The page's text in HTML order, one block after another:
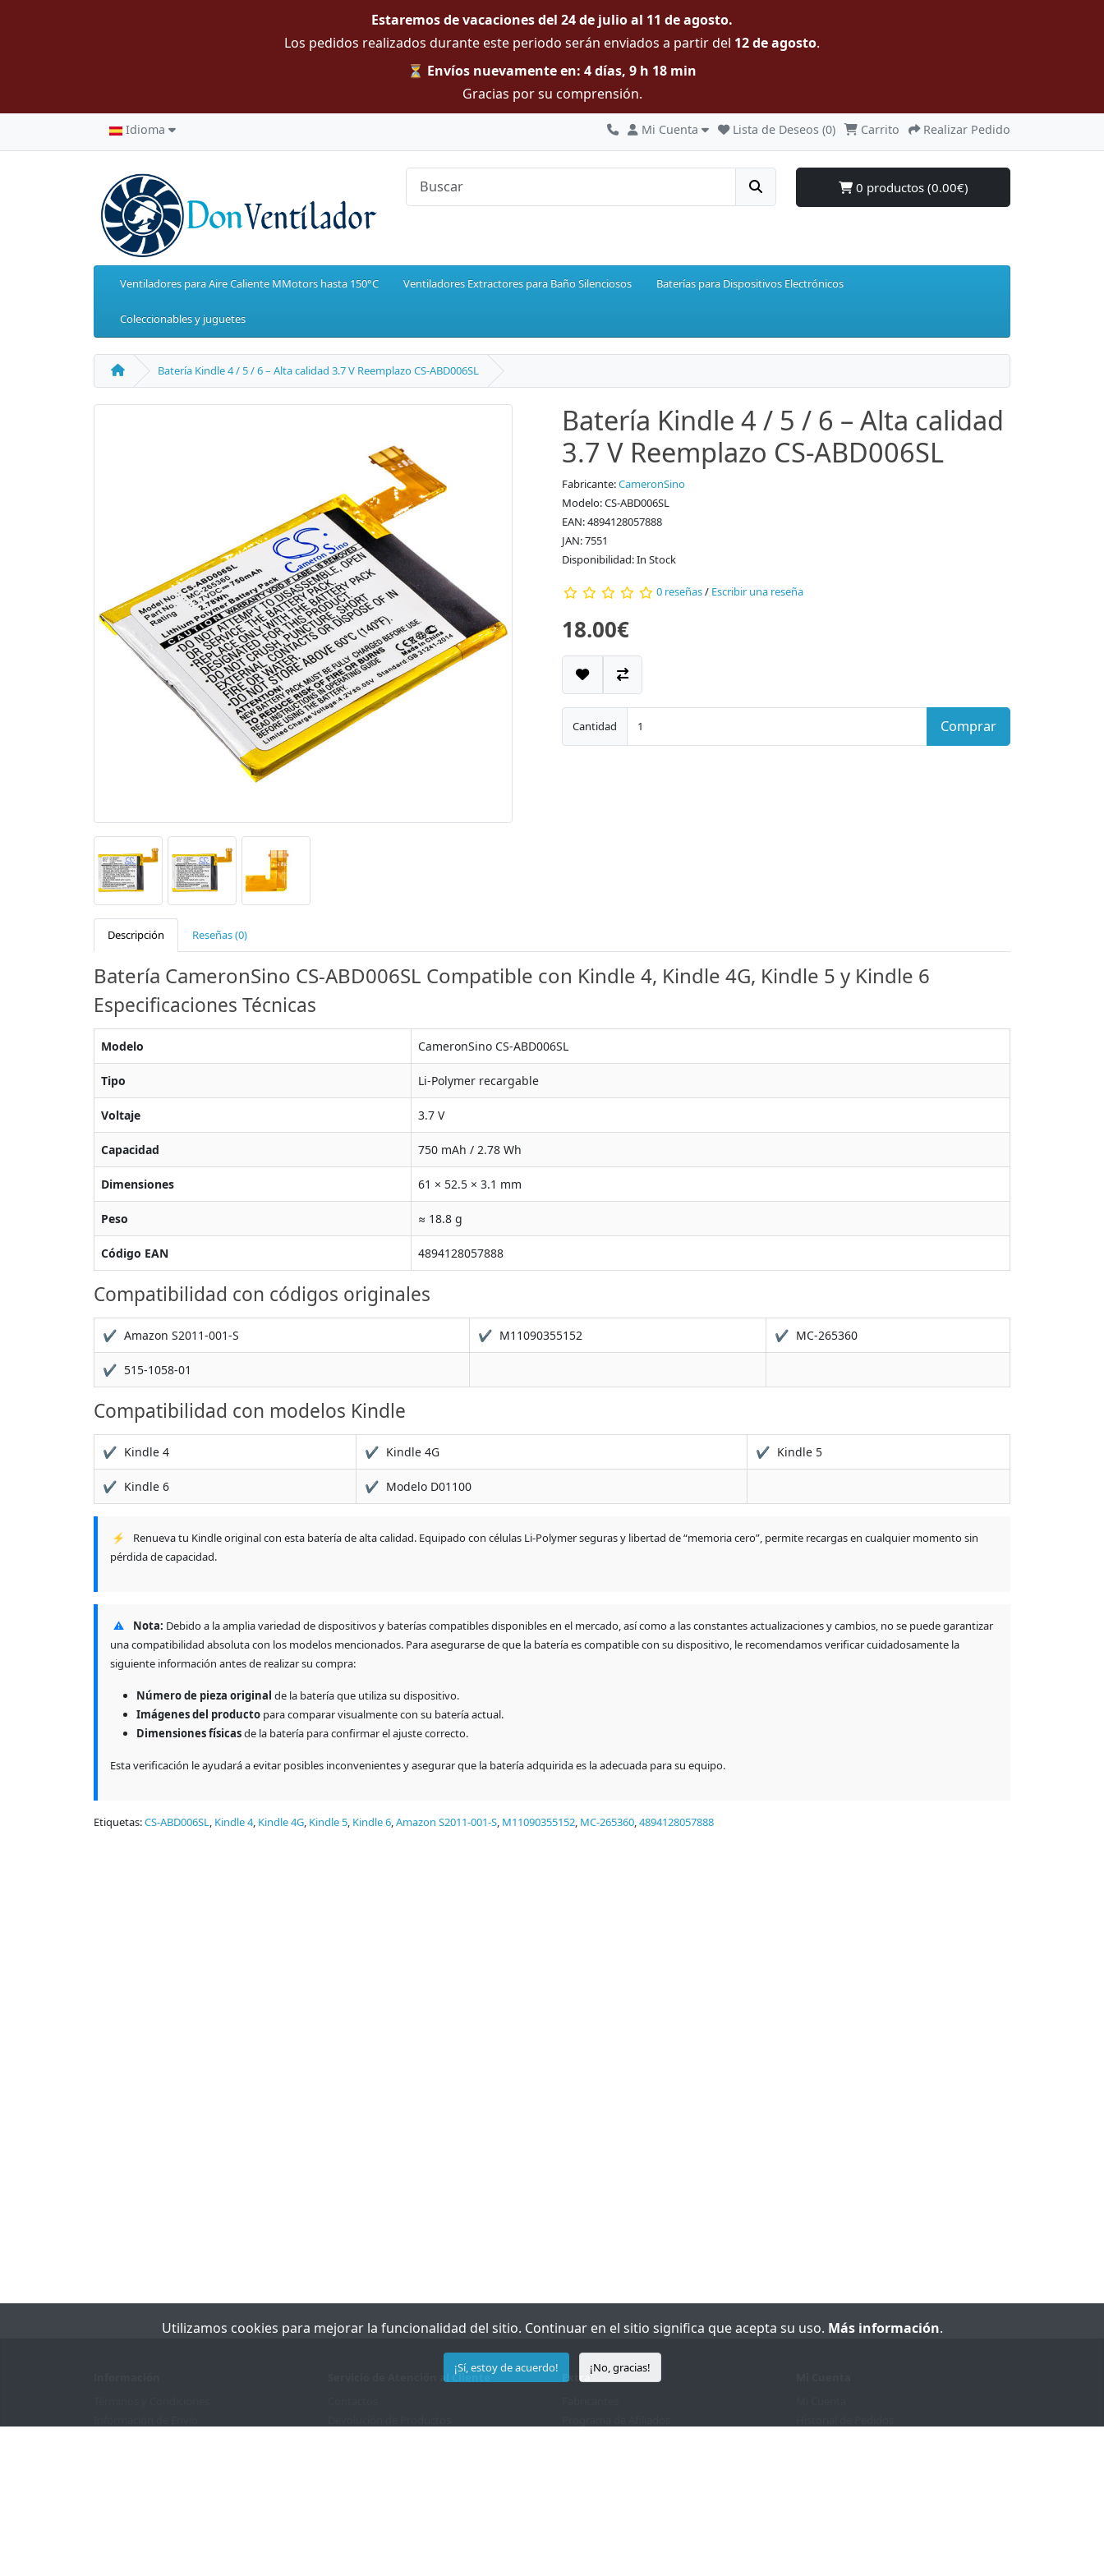
Estaremos de vacaciones del 24 de julio al 11 de agosto.
Los pedidos realizados durante este periodo serán enviados a partir del 12 de agosto.
⏳ Envíos nuevamente en: 4 días, 9 h 18 min
Gracias por su comprensión.
Idioma Mi Cuenta Lista de Deseos (0) Carrito Realizar Pedido
0 productos (0.00€)
Ventiladores para Aire Caliente MMotors hasta 150°C Ventiladores Extractores para Baño Silenciosos Baterías para Dispositivos Electrónicos
Coleccionables y juguetes
Batería Kindle 4 / 5 / 6 – Alta calidad 3.7 V Reemplazo CS-ABD006SL
Batería Kindle 4 / 5 / 6 – Alta calidad
3.7 V Reemplazo CS-ABD006SL
Fabricante:CameronSino
Modelo: CS-ABD006SL
EAN: 4894128057888
JAN: 7551
Disponibilidad: In Stock
0 reseñas/ Escribir una reseña
18.00€
Cantidad Comprar
Descripción Reseñas (0)
Batería CameronSino CS-ABD006SL Compatible con Kindle 4, Kindle 4G, Kindle 5 y Kindle 6
Especificaciones Técnicas
Modelo CameronSino CS-ABD006SL
Tipo Li-Polymer recargable
Voltaje 3.7 V
Capacidad 750 mAh / 2.78 Wh
Dimensiones 61 × 52.5 × 3.1 mm
Peso ≈ 18.8 g
Código EAN 4894128057888
Compatibilidad con códigos originales
✔ Amazon S2011-001-S ✔ M11090355152 ✔ MC-265360
✔ 515-1058-01
Compatibilidad con modelos Kindle
✔ Kindle 4 ✔ Kindle 4G ✔ Kindle 5
✔ Kindle 6 ✔ Modelo D01100
⚡
Renueva tu Kindle original con esta batería de alta calidad. Equipado con células Li‑Polymer seguras y libertad de “memoria cero”, permite recargas en cualquier momento sin
pérdida de capacidad.
⚠ Nota: Debido a la amplia variedad de dispositivos y baterías compatibles disponibles en el mercado, así como a las constantes actualizaciones y cambios, no se puede garantizar
una compatibilidad absoluta con los modelos mencionados. Para asegurarse de que la batería es compatible con su dispositivo, le recomendamos verificar cuidadosamente la
siguiente información antes de realizar su compra:
Número de pieza original de la batería que utiliza su dispositivo.
Imágenes del producto para comparar visualmente con su batería actual.
Dimensiones físicasde la batería para confirmar el ajuste correcto.
Esta verificación le ayudará a evitar posibles inconvenientes y asegurar que la batería adquirida es la adecuada para su equipo.
Etiquetas:CS-ABD006SL Kindle 4, Kindle 4G Kindle 5 Kindle 6 Amazon S2011-001-S M11090355152 MC-265360 4894128057888
Servicio de Atención al Cliente
Extra
Utilizamos cookies para mejorar la funcionalidad del sitio. Continuar en el sitio significa que acepta su uso. Más información.
¡Sí, estoy de acuerdo! ¡No, gracias!